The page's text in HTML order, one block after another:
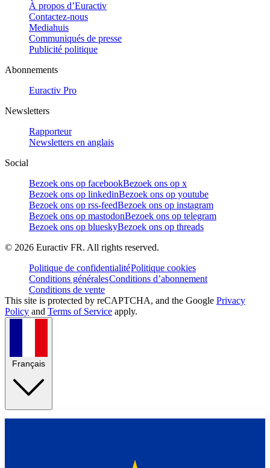
À propos d’Euractiv
Contactez-nous
Mediahuis
Communiqués de presse
Publicité politique
Abonnements
Euractiv Pro
Newsletters
Rapporteur
Newsletters en anglais
Social
Bezoek ons op facebookBezoek ons op x
Bezoek ons op linkedinBezoek ons op youtube
Bezoek ons op rss-feedBezoek ons op instagram
Bezoek ons op mastodonBezoek ons op telegram
Bezoek ons op blueskyBezoek ons op threads
© 2026 Euractiv FR. All rights reserved.
Politique de confidentialitéPolitique cookies
Conditions généralesConditions d’abonnement
Conditions de vente
This site is protected by reCAPTCHA, and the Google Privacy
Policy and Terms of Service apply.
Français